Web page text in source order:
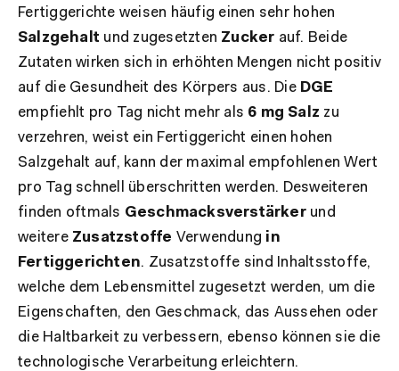
Fertiggerichte weisen häufig einen sehr hohen
Salzgehalt und zugesetzten Zucker auf. Beide
Zutaten wirken sich in erhöhten Mengen nicht positiv
auf die Gesundheit des Körpers aus. Die DGE
empfiehlt pro Tag nicht mehr als 6 mg Salz zu
verzehren, weist ein Fertiggericht einen hohen
Salzgehalt auf, kann der maximal empfohlenen Wert
pro Tag schnell überschritten werden. Desweiteren
finden oftmals Geschmacksverstärkerund
weitere Zusatzstoffe Verwendung in
Fertiggerichten. Zusatzstoffe sind Inhaltsstoffe,
welche dem Lebensmittel zugesetzt werden, um die
Eigenschaften, den Geschmack, das Aussehen oder
die Haltbarkeit zu verbessern, ebenso können sie die
technologische Verarbeitung erleichtern.